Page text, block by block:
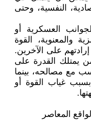
النفسية، وحتى
العسكرية أو
والمعنوية، القوة
على الآخرين.
يمتلك القدرة على
مع مصالحه، بينما
غياب القوة أو